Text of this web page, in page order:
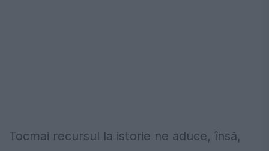
Tocmai recursul la istorie ne aduce, însă,